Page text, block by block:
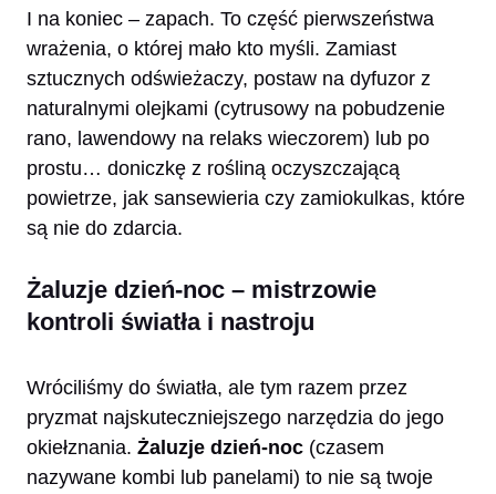
I na koniec – zapach. To część pierwszeństwa
wrażenia, o której mało kto myśli. Zamiast
sztucznych odświeżaczy, postaw na dyfuzor z
naturalnymi olejkami (cytrusowy na pobudzenie
rano, lawendowy na relaks wieczorem) lub po
prostu… doniczkę z rośliną oczyszczającą
powietrze, jak sansewieria czy zamiokulkas, które
są nie do zdarcia.
Żaluzje dzień-noc – mistrzowie
kontroli światła i nastroju
Wróciliśmy do światła, ale tym razem przez
pryzmat najskuteczniejszego narzędzia do jego
okiełznania. Żaluzje dzień-noc (czasem
nazywane kombi lub panelami) to nie są twoje